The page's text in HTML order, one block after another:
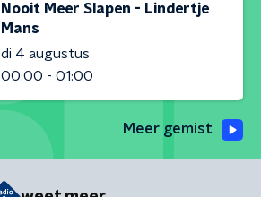
Nooit Meer Slapen - Lindertje
Mans
di 4 augustus
00:00 - 01:00
Meer gemist